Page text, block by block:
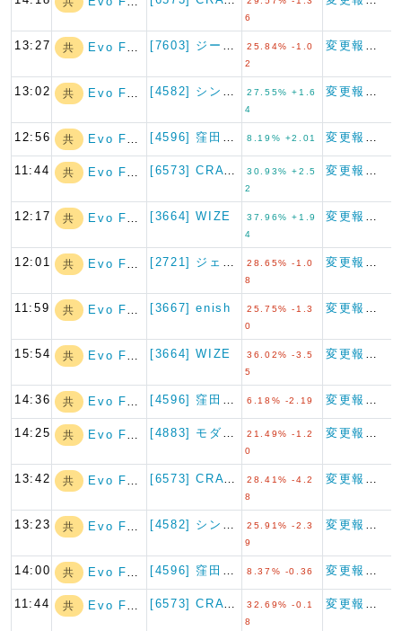
6
13:27 共 Evo Fund
25.84% -1.0
2
13:02 共 Evo Fund
27.55% +1.6
4
12:56 共 Evo Fund 8.19% +2.01
11:44 共 Evo Fund
30.93% +2.5
2
12:17 共 Evo Fund [3664] WIZE
37.96% +1.9
4
12:01 共 Evo Fund
28.65% -1.0
8
11:59 共 Evo Fund [3667] enish
25.75% -1.3
0
15:54 共 Evo Fund [3664] WIZE
36.02% -3.5
5
14:36 共 Evo Fund 6.18% -2.19
14:25 共 Evo Fund
21.49% -1.2
0
13:42 共 Evo Fund
28.41% -4.2
8
13:23 共 Evo Fund
25.91% -2.3
9
14:00 共 Evo Fund 8.37% -0.36
11:44 共 Evo Fund
32.69% -0.1
8